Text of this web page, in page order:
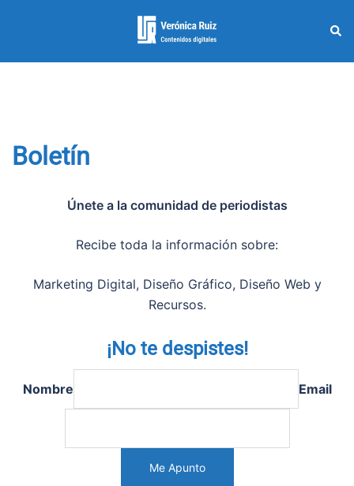
Boletín
Únete a la comunidad de periodistas
Recibe toda la información sobre:
Marketing Digital, Diseño Gráfico, Diseño Web y
Recursos.
¡No te despistes!
Nombre Email